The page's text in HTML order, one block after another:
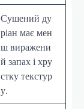
Сушений ду
ріан має мен
ш виражени
й запах і хру
стку текстур
у.